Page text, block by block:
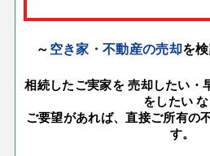
～空き家・不動産の売却を
相続したご実家を 売却したい・
をしたい
ご要望があれば、直接ご所有の
す。